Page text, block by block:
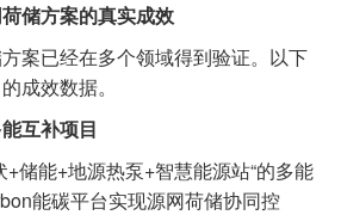
储方案的真实成效
案已经在多个领域得到验证。以下
成效数据。
互补项目
+储能+地源热泵+智慧能源站“的多能
能碳平台实现源网荷储协同控